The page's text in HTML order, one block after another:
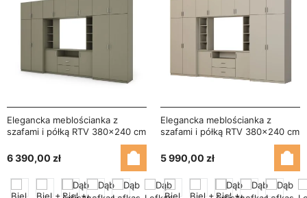
Elegancka meblościanka z
szafami i półką RTV 380×240 cm
6 390,00 zł
Elegancka meblościanka z
szafami i półką RTV 380×240 cm
5 990,00 zł